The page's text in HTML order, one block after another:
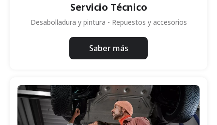
Servicio Técnico
Desabolladura y pintura - Repuestos y accesorios
Saber más